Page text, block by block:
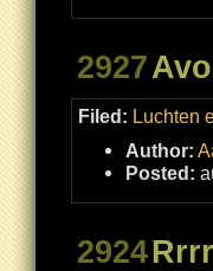
2927
Filed: Luchten
Author:
Posted:
2924